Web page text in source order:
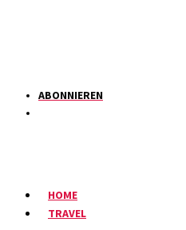
ABONNIEREN
HOME
TRAVEL